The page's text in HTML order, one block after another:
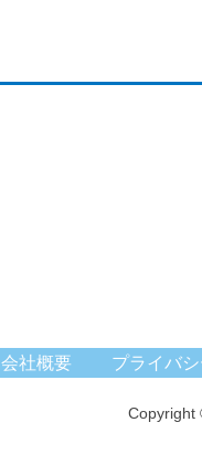
会社概要 プライバ
Copyright